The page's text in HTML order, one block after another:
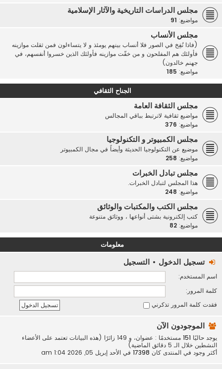
مجلس الدراسات التاريخية والآثار الإسلامية
مواضيع: 91
مجلس الأنساب
(فاذا نُفِخ في الصور فلا أنساب بينهم يومئذ و لا يتساءلون فمن ثقلت موازينه
فأولئك هم المفلحون و من خفّت موازينه فأولئك الذين خسروا أنفسهم، في
جهنم خالدون)
مواضيع: 185
الجناح الثقافي
مجلس الثقافة العامة
مواضيع ثقافية لاترتبط بباقي المجالس
مواضيع: 376
مجلس الكمبيوتر و التكنولوجيا
موضيع عن التكنولوجيا الحديثة وأيضاً في مجال الكمبيوتر
مواضيع: 258
مجلس تبادل الخبرات
هذا المجلس لتبادل الخبرات.
مواضيع: 248
مجلس الكتب والمكتبات والوثائق
كتب إلكترونية بشتى أنواعها ، ووثائق متنوعة
مواضيع: 82
معلومات
تسجيل الدخول • التسجيل
اسم المستخدم:
كلمة المرور:
فقدت كلمة المرور تذكرني
الموجودون الآن
يوجد حاليًا 151
مستخدمًا : عضوان، و 149 زائرًا (هذه البيانات تعتمد على الأعضاء
النشطين خلال الـ 5 دقائق الماضية)
أكثر وجود في المنتدى كان 17398 في الأحد إبريل 05, 2026 1:04 am